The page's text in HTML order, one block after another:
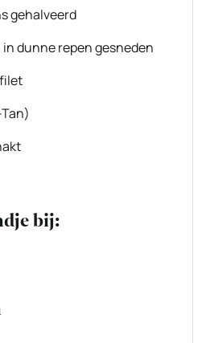
gehalveerd
in dunne repen gesneden
bij: